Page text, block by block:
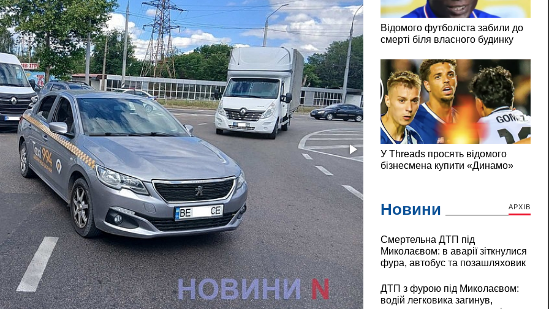
Новини АРХІВ
Смертельна ДТП під
Миколаєвом: в аварії зіткнулися
фура, автобус та позашляховик
ДТП з фурою під Миколаєвом:
водій легковика загинув,